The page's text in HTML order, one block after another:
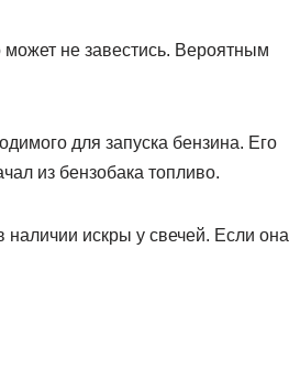
не завестись. Вероятным
для запуска бензина. Его
из бензобака топливо.
наличии искры у свечей. Если она